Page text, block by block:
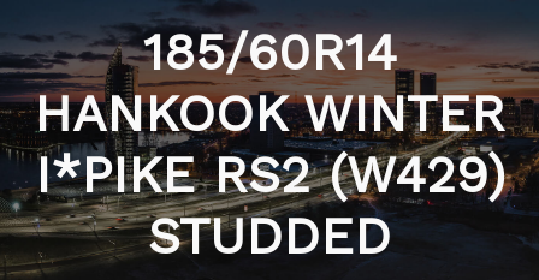
185/60R14
HANKOOK WINTER
I*PIKE RS2 (W429)
STUDDED